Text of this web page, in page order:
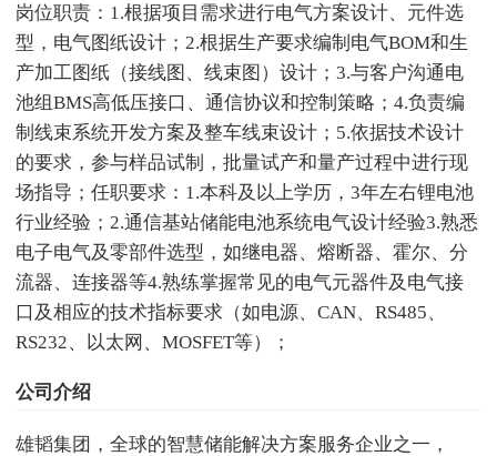
岗位职责：1.根据项目需求进行电气方案设计、元件选
型，电气图纸设计；2.根据生产要求编制电气BOM和生
产加工图纸（接线图、线束图）设计；3.与客户沟通电
池组BMS高低压接口、通信协议和控制策略；4.负责编
制线束系统开发方案及整车线束设计；5.依据技术设计
的要求，参与样品试制，批量试产和量产过程中进行现
场指导；任职要求：1.本科及以上学历，3年左右锂电池
行业经验；2.通信基站储能电池系统电气设计经验3.熟悉
电子电气及零部件选型，如继电器、熔断器、霍尔、分
流器、连接器等4.熟练掌握常见的电气元器件及电气接
口及相应的技术指标要求（如电源、CAN、RS485、
RS232、以太网、MOSFET等）；
公司介绍
雄韬集团，全球的智慧储能解决方案服务企业之一，